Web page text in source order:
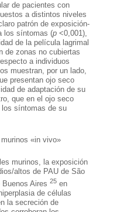
de pacientes con
a distintos niveles
patrón de exposición-
los síntomas (p <0,001),
de la película lagrimal
de zonas no cubiertas
a individuos
muestran, por un lado,
presentan ojo seco
de adaptación de su
que en el ojo seco
síntomas de su
«in vivo»
murinos, la exposición
altos de PAU de São
Aires 25 en
de células
la secreción de